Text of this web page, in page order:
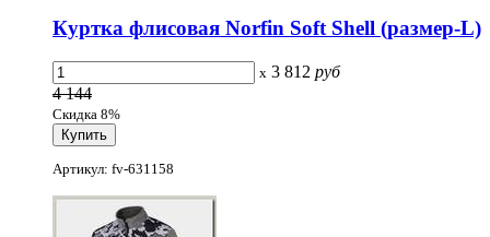
Куртка флисовая Norfin Soft Shell (размер-L)
x 3 812 руб
4 144
Скидка 8%
Артикул: fv-631158